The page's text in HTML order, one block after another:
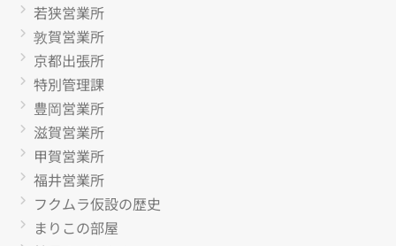
若狭営業所
敦賀営業所
京都出張所
特別管理課
豊岡営業所
滋賀営業所
甲賀営業所
福井営業所
フクムラ仮設の歴史
まりこの部屋